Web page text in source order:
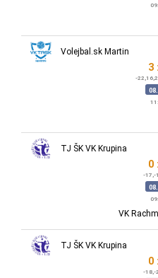
Volejbal.sk Martin
3
-
TJ ŠK VK Krupina
0
-17,-
VK
TJ ŠK VK Krupina
0
-18,-